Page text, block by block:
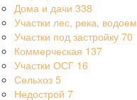
Дома и дачи 338
Участки лес, река, водоем
Участки под застройку 70
Коммерческая 137
Участки ОСГ 16
Сельхоз 5
Недострой 7